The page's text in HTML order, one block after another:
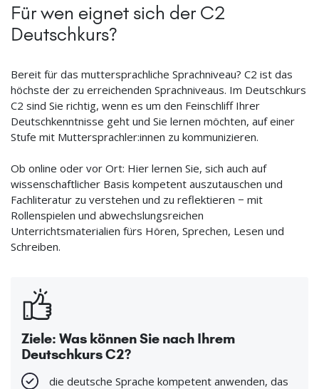
Für wen eignet sich der C2
Deutschkurs?
Bereit für das muttersprachliche Sprachniveau? C2 ist das
höchste der zu erreichenden Sprachniveaus. Im Deutschkurs
C2 sind Sie richtig, wenn es um den Feinschliff Ihrer
Deutschkenntnisse geht und Sie lernen möchten, auf einer
Stufe mit Muttersprachler:innen zu kommunizieren.
Ob online oder vor Ort: Hier lernen Sie, sich auch auf
wissenschaftlicher Basis kompetent auszutauschen und
Fachliteratur zu verstehen und zu reflektieren − mit
Rollenspielen und abwechslungsreichen
Unterrichtsmaterialien fürs Hören, Sprechen, Lesen und
Schreiben.
Ziele: Was können Sie nach Ihrem
Deutschkurs C2?
die deutsche Sprache kompetent anwenden, das